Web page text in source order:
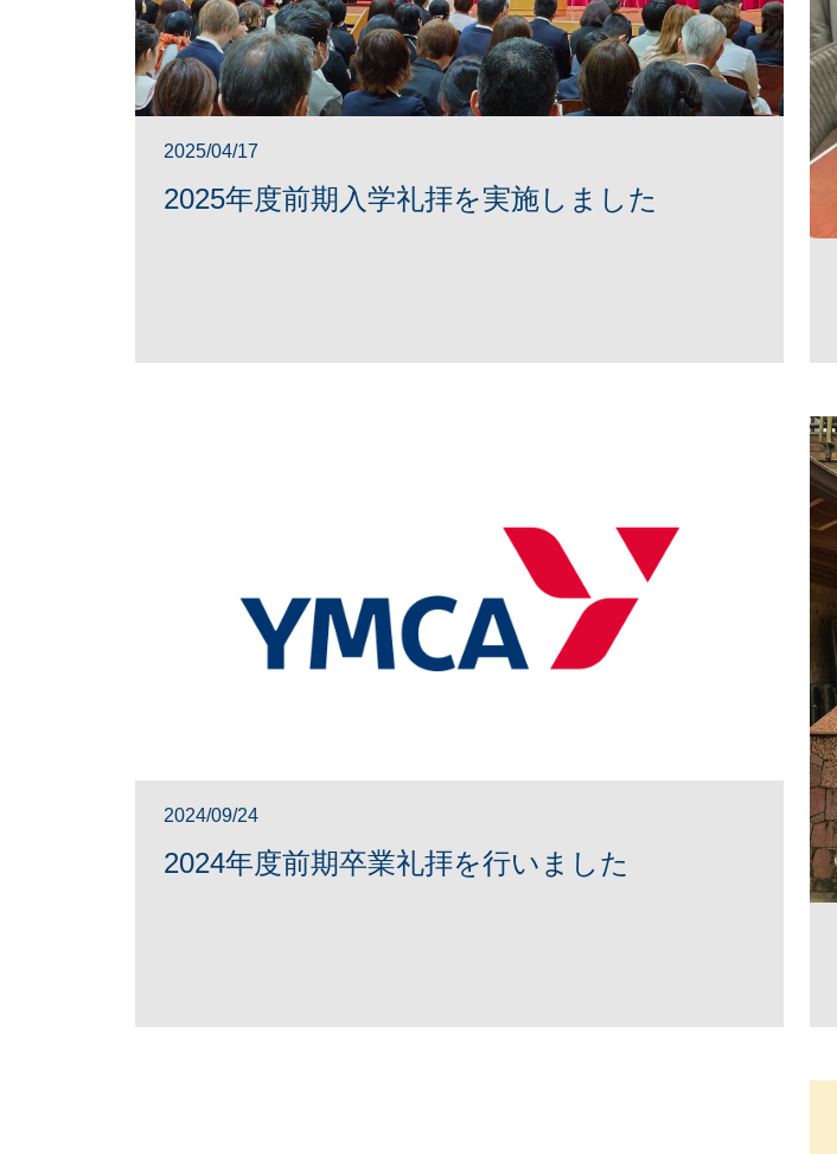
2025/04/17
2025年度前期入学礼拝を実施しました
2024/09/24
2024年度前期卒業礼拝を行いました